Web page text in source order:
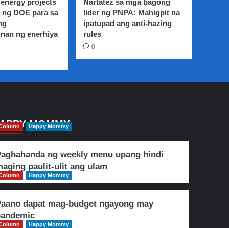
projects
DOE para sa
ng enerhiya
Nartatez sa mga bagong
lider ng PNPA: Mahigpit na
ipatupad ang anti-hazing
rules
0
MOMMY
Happy Mommy
ng weekly menu upang hindi
paulit-ulit ang ulam
Happy Mommy
dapat mag-budget ngayong may
Happy Mommy